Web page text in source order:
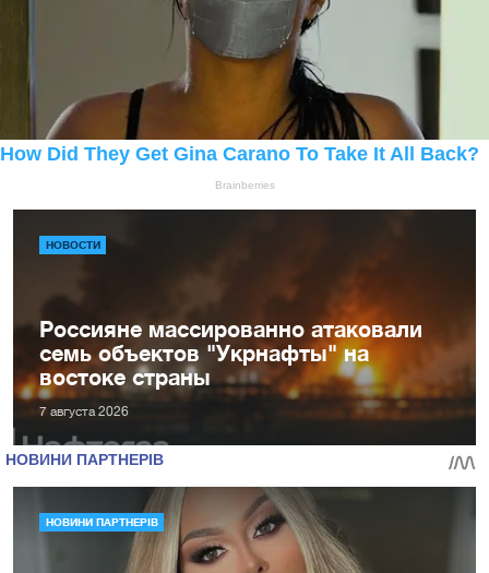
НОВОСТИ
Россияне массированно атаковали
семь объектов "Укрнафты" на
востоке страны
7 августа 2026